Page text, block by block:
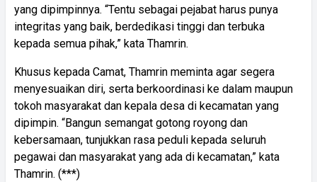
yang dipimpinnya. “Tentu sebagai pejabat harus punya
integritas yang baik, berdedikasi tinggi dan terbuka
kepada semua pihak,” kata Thamrin.
Khusus kepada Camat, Thamrin meminta agar segera
menyesuaikan diri, serta berkoordinasi ke dalam maupun
tokoh masyarakat dan kepala desa di kecamatan yang
dipimpin. “Bangun semangat gotong royong dan
kebersamaan, tunjukkan rasa peduli kepada seluruh
pegawai dan masyarakat yang ada di kecamatan,” kata
Thamrin. (***)